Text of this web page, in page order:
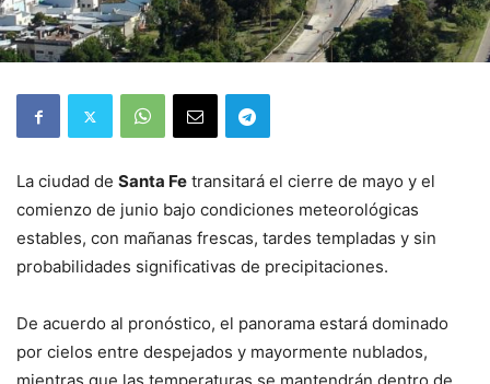
La ciudad de Santa Fe transitará el cierre de mayo y el
comienzo de junio bajo condiciones meteorológicas
estables, con mañanas frescas, tardes templadas y sin
probabilidades significativas de precipitaciones.
De acuerdo al pronóstico, el panorama estará dominado
por cielos entre despejados y mayormente nublados,